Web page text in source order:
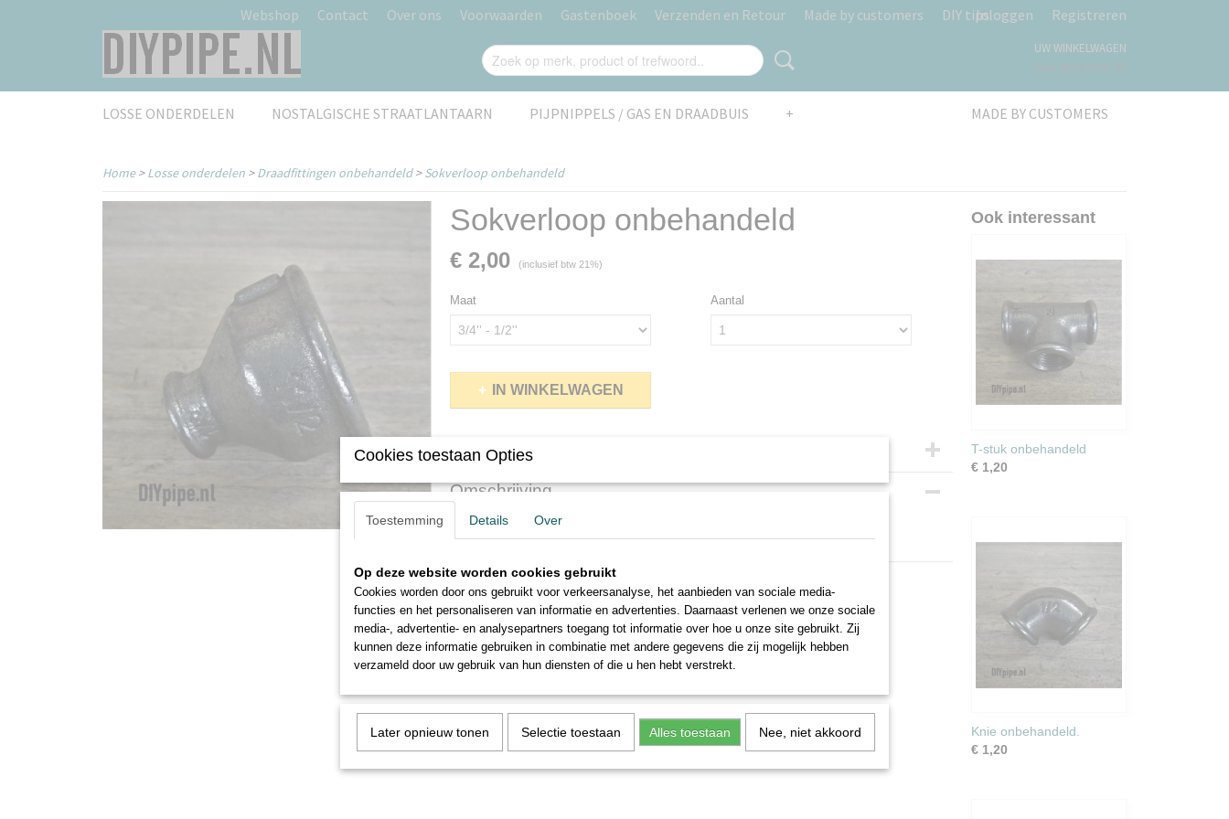
Webshop Contact Over ons Voorwaarden Gastenboek Verzenden en Retour Made by customers DIY tipsInloggen Registreren
UW WINKELWAGEN
MADE BY CUSTOMERS
LOSSE ONDERDELEN NOSTALGISCHE STRAATLANTAARN PIJPNIPPELS / GAS EN DRAADBUIS +
Home>Losse onderdelen >Draadfittingen onbehandeld>Sokverloop onbehandeld
Sokverloop onbehandeld
€ 2,00 (inclusief btw 21%)
Maat Aantal
IN WINKELWAGEN
Specificaties
Productcode 316-21
Omschrijving
Sokverloop
onbehandeld
Ook interessant
T-stuk onbehandeld
€ 1,20
Knie onbehandeld.
€ 1,20
Cookies toestaan Opties
Toestemming Details Over
Op deze website worden cookies gebruikt
Cookies worden door ons gebruikt voor verkeersanalyse, het aanbieden van sociale media-
functies en het personaliseren van informatie en advertenties. Daarnaast verlenen we onze sociale
media-, advertentie- en analysepartners toegang tot informatie over hoe u onze site gebruikt. Zij
kunnen deze informatie gebruiken in combinatie met andere gegevens die zij mogelijk hebben
verzameld door uw gebruik van hun diensten of die u hen hebt verstrekt.
Later opnieuw tonen Selectie toestaan Alles toestaan Nee, niet akkoord